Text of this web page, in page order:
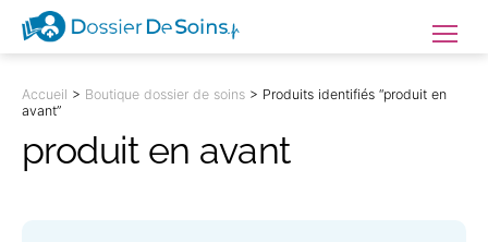
Dossierdesoins.fr Menu
Accueil > Boutique dossier de soins > Produits identifiés “produit en
avant”
produit en avant